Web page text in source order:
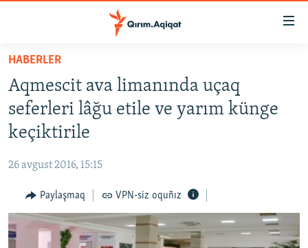
Esas
qaytmaq
Baş
navigatsiyağa
qaytmaq
Qıdıruvğa
qaytmaq
SİYASET
İQTİSADİYAT
MEDENİYET
İNSAN AQLARI
VİDEO
HABERLER
Aqmescit ava limanında uçaq
seferleri lâğu etile ve yarım künge
keçiktirile
26 avgust 2016, 15:15
Paylaşmaq VPN-siz oquñız